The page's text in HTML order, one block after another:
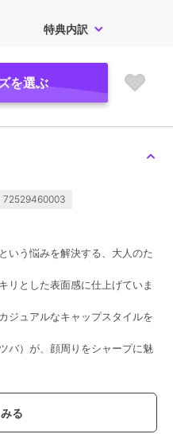
特典内訳
を選ぶ
72529460003
いう悩みを解決する、大人のた
リとした表面感に仕上げていま
ジュアルなキャップスタイルを
バ）が、顔周りをシャープに魅
。
、素材の持つしなやかさと光